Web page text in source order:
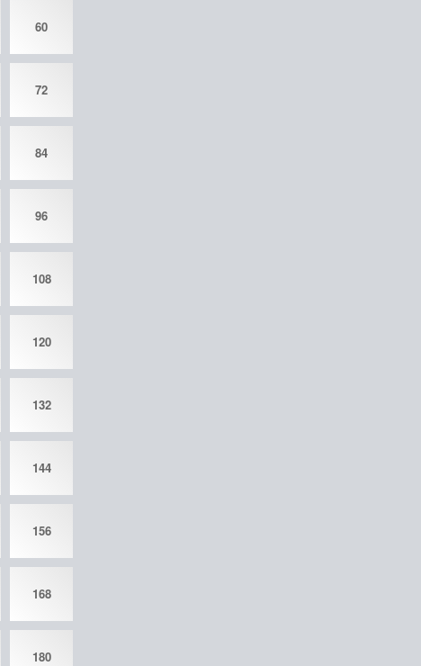
60
72
84
96
108
120
132
144
156
168
180